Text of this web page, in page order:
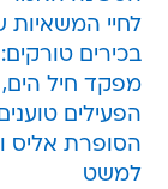
לחיי
בכירים
מפקד חיל
הפעילים
הסופרת אליס
למשט